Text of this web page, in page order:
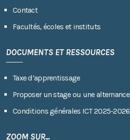
Contact
Facultés, écoles et instituts
DOCUMENTS ET RESSOURCES
Taxe d’apprentissage
Proposer un stage ou une alternance
Conditions générales ICT 2025-2026
ZOOM SUR...